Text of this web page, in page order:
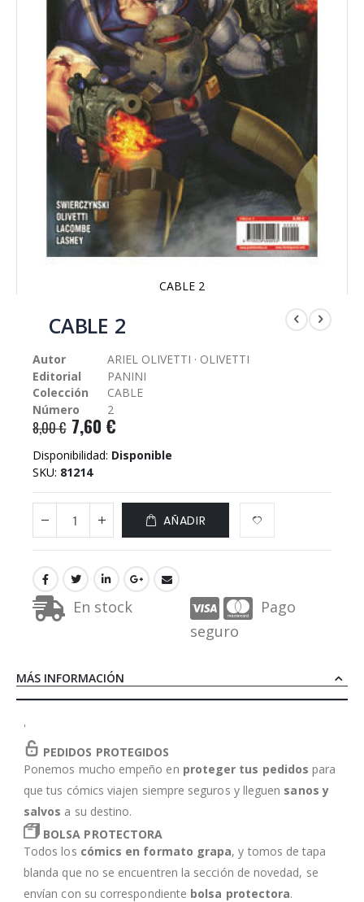
CABLE 2
comienzo
galería
imágenes
CABLE 2
Autor
ARIEL OLIVETTI · OLIVETTI
Editorial
PANINI
Colección
CABLE
Número
2
8,00 € 7,60 €
Disponibilidad: Disponible
SKU 81214
AÑADIR
En stock
Pago
seguro
MÁS INFORMACIÓN
'
PEDIDOS PROTEGIDOS
Ponemos mucho empeño en proteger tus pedidos para
que tus cómics viajen siempre seguros y lleguen sanos y
salvos a su destino.
BOLSA PROTECTORA
Todos los cómics en formato grapa, y tomos de tapa
blanda que no se encuentren la sección de novedad, se
envían con su correspondiente bolsa protectora.